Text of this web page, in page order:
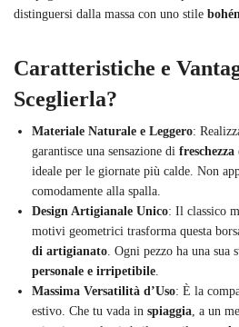
distinguersi dalla massa con uno stile
Caratteristiche e
Sceglierla?
Materiale Naturale e Leggero:
garantisce una sensazione di freschezza
ideale per le giornate più calde. Non
comodamente alla spalla.
Design Artigianale Unico: Il classico
motivi geometrici trasforma questa
di artigianato. Ogni pezzo ha una
personale e irripetibile.
Massima Versatilità d’Uso: È la
estivo. Che tu vada in spiaggia, a un